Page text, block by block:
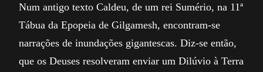
Num antigo texto Caldeu, de um rei Sumério, na 11ª
Tábua da Epopeia de Gilgamesh, encontram-se
narrações de inundações gigantescas. Diz-se então,
que os Deuses resolveram enviar um Dilúvio à Terra